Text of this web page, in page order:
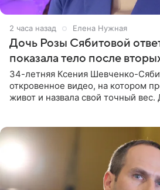
2 часа назад Елена Нужная
Дочь Розы Сябитовой
показала тело после
34-летняя Ксения Шевченко-
откровенное видео, на котором
живот и назвала свой точный